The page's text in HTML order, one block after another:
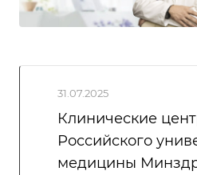
31.07.2025
Клинические
Российского
медицины